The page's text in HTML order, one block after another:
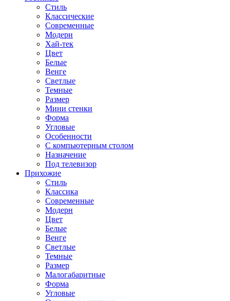
Стиль
Классические
Современные
Модерн
Хай-тек
Цвет
Белые
Венге
Светлые
Темные
Размер
Мини стенки
Форма
Угловые
Особенности
С компьютерным столом
Назначение
Под телевизор
Прихожие
Стиль
Классика
Современные
Модерн
Цвет
Белые
Венге
Светлые
Темные
Размер
Малогабаритные
Форма
Угловые